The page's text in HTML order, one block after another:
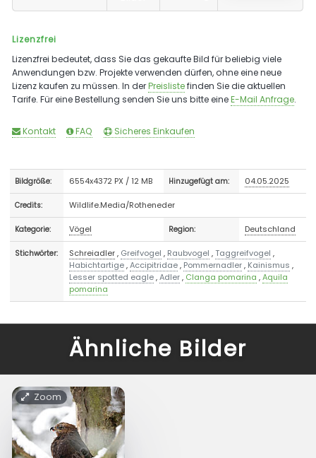
Lizenzfrei
Lizenzfrei bedeutet, dass Sie das gekaufte Bild für beliebig viele
Anwendungen bzw. Projekte verwenden dürfen, ohne eine neue
Lizenz kaufen zu müssen. In derPreislistefinden Sie die aktuellen
Tarife. Für eine Bestellung senden Sie uns bitte eineE-Mail Anfrage.
Kontakt FAQ Sicheres Einkaufen
Bildgröße: 6554x4372 PX / 12 MB Hinzugefügt am: 04.05.2025
Credits: Wildlife.Media/Rotheneder
Kategorie: Vögel Region: Deutschland
Stichwörter: Schreiadler, Greifvogel , Raubvogel ,Taggreifvogel ,
Habichtartige,Accipitridae, Pommernadler, Kainismus ,
Lesser spotted eagle,Adler, Clanga pomarina ,Aquila
pomarina
Ähnliche Bilder
Zoom